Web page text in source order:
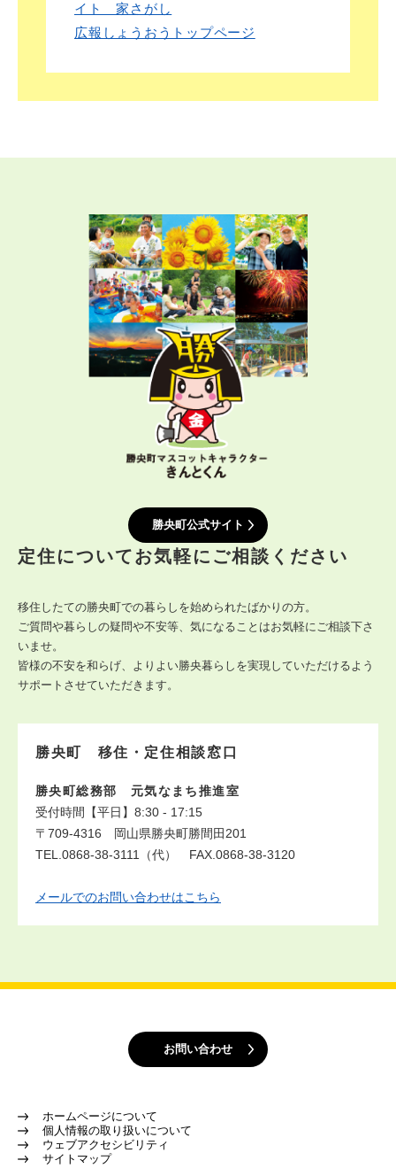
イト 家さがし
広報しょうおうトップページ
勝央町公式サイト
定住についてお気軽にご相談ください
移住したての勝央町での暮らしを始められたばかりの方。
ご質問や暮らしの疑問や不安等、気になることはお気軽にご相談下さ
いませ。
皆様の不安を和らげ、よりよい勝央暮らしを実現していただけるよう
サポートさせていただきます。
勝央町 移住・定住相談窓口
勝央町総務部 元気なまち推進室
受付時間【平日】8:30 - 17:15
〒709-4316 岡山県勝央町勝間田201
TEL.0868-38-3111（代） FAX.0868-38-3120
メールでのお問い合わせはこちら
お問い合わせ
ホームページについて
個人情報の取り扱いについて
ウェブアクセシビリティ
サイトマップ